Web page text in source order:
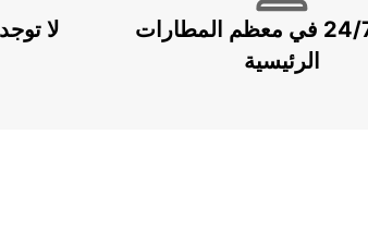
لا
خدمة 24/7 في معظم المطارات
الرئيسية